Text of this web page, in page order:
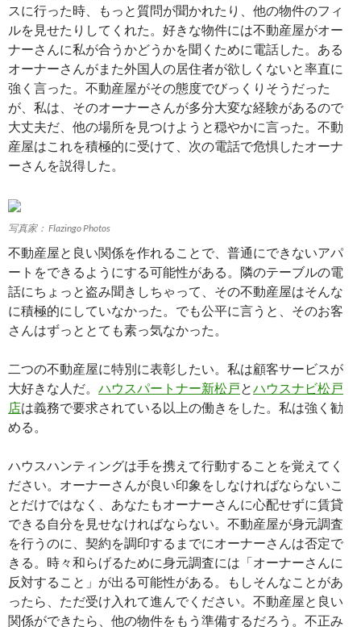
スに行った時、もっと質問が聞かれたり、他の物件のフィ
ルを見せたりしてくれた。好きな物件には不動産屋がオー
ナーさんに私が合うかどうかを聞くために電話した。ある
オーナーさんがまた外国人の居住者が欲しくないと率直に
強く言った。不動産屋がその態度でびっくりそうだった
が、私は、そのオーナーさんが多分大変な経験があるので
大丈夫だ、他の場所を見つけようと穏やかに言った。不動
産屋はこれを積極的に受けて、次の電話で危惧したオーナ
ーさんを説得した。
写真家： Flazingo Photos
不動産屋と良い関係を作れることで、普通にできないアパ
ートをできるようにする可能性がある。隣のテーブルの電
話にちょっと盗み聞きしちゃって、その不動産屋はそんな
に積極的にしていなかった。でも公平に言うと、そのお客
さんはずっととても素っ気なかった。
二つの不動産屋に特別に表彰したい。私は顧客サービスが
大好きな人だ。 ハウスパートナー新松戸とハウスナビ松戸
店は義務で要求されている以上の働きをした。私は強く勧
める。
ハウスハンティングは手を携えて行動することを覚えてく
ださい。オーナーさんが良い印象をしなければならないこ
とだけではなく、あなたもオーナーさんに心配せずに賃貸
できる自分を見せなければならない。不動産屋が身元調査
を行うのに、契約を調印するまでにオーナーさんは否定で
きる。時々和らげるために身元調査には「オーナーさんに
反対すること」が出る可能性がある。もしそんなことがあ
ったら、ただ受け入れて進んでください。不動産屋と良い
関係ができたら、他の物件をもう準備するだろう。不正み